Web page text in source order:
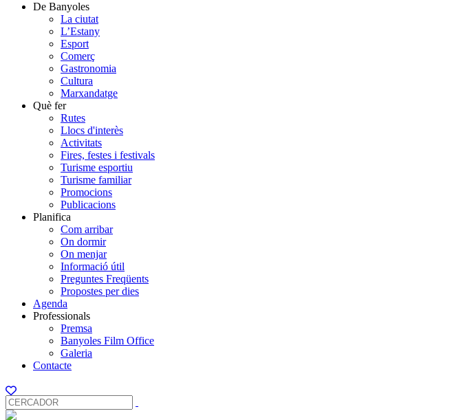
De Banyoles
La ciutat
L’Estany
Esport
Comerç
Gastronomia
Cultura
Marxandatge
Què fer
Rutes
Llocs d'interès
Activitats
Fires, festes i festivals
Turisme esportiu
Turisme familiar
Promocions
Publicacions
Planifica
Com arribar
On dormir
On menjar
Informació útil
Preguntes Freqüents
Propostes per dies
Agenda
Professionals
Premsa
Banyoles Film Office
Galeria
Contacte